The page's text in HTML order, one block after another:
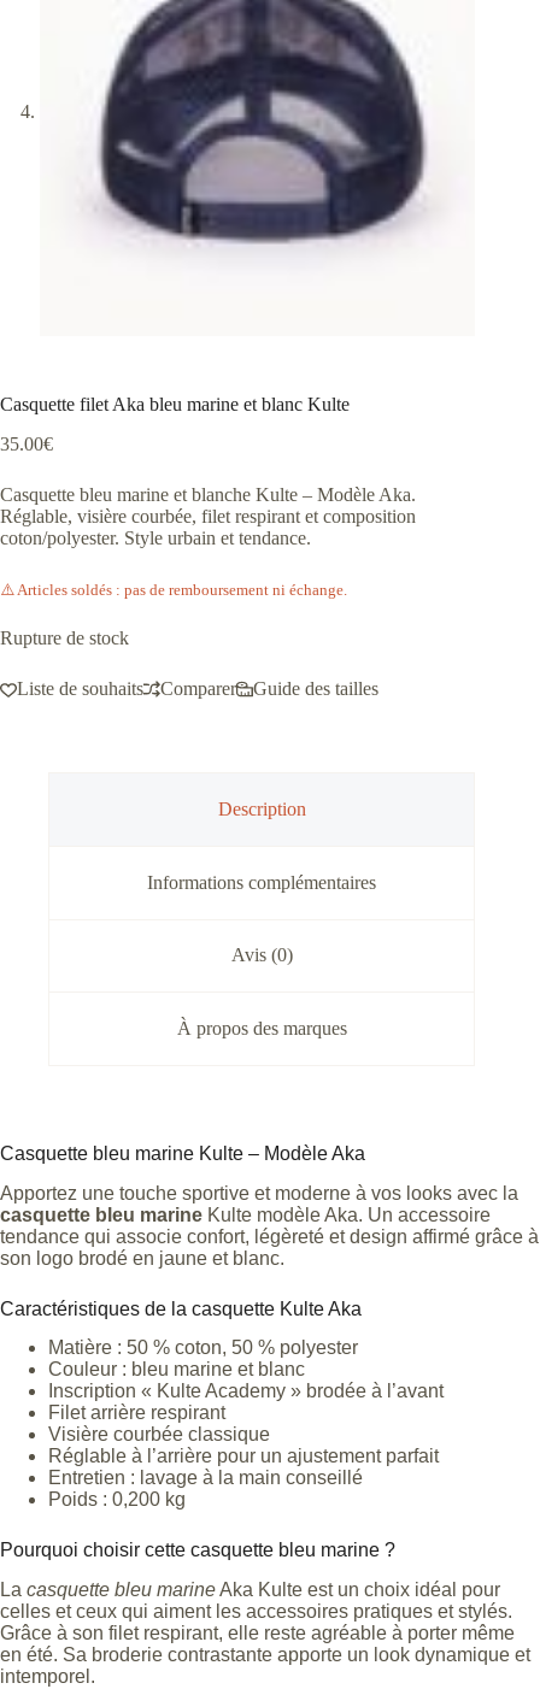
Casquette filet Aka bleu marine et blanc Kulte
35.00€
Casquette bleu marine et blanche Kulte – Modèle Aka.
Réglable, visière courbée, filet respirant et composition
coton/polyester. Style urbain et tendance.
⚠️ Articles soldés : pas de remboursement ni échange.
Rupture de stock
Liste de souhaits Comparer Guide des tailles
Description
Informations complémentaires
Avis (0)
À propos des marques
Casquette bleu marine Kulte – Modèle Aka
Apportez une touche sportive et moderne à vos looks avec la
casquette bleu marine Kulte modèle Aka. Un accessoire
tendance qui associe confort, légèreté et design affirmé grâce à
son logo brodé en jaune et blanc.
Caractéristiques de la casquette Kulte Aka
Matière : 50 % coton, 50 % polyester
Couleur : bleu marine et blanc
Inscription « Kulte Academy » brodée à l’avant
Filet arrière respirant
Visière courbée classique
Réglable à l’arrière pour un ajustement parfait
Entretien : lavage à la main conseillé
Poids : 0,200 kg
Pourquoi choisir cette casquette bleu marine ?
La casquette bleu marineAka Kulte est un choix idéal pour
celles et ceux qui aiment les accessoires pratiques et stylés.
Grâce à son filet respirant, elle reste agréable à porter même
en été. Sa broderie contrastante apporte un look dynamique et
intemporel.